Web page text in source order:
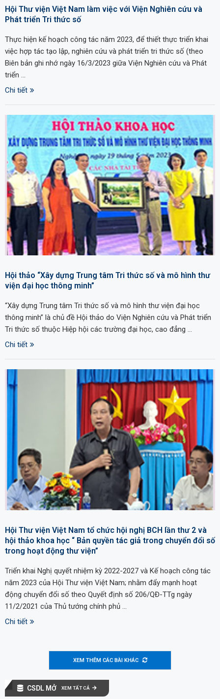
Hội Thư viện Việt Nam làm việc với Viện Nghiên cứu và
Phát triển Tri thức số
Thực hiện kế hoạch công tác năm 2023, để thiết thực triển khai
việc hợp tác tạo lập, nghiên cứu và phát triển tri thức số (theo
Biên bản ghi nhớ ngày 16/3/2023 giữa Viện Nghiên cứu và Phát
triển …
Chi tiết
Hội thảo “Xây dựng Trung tâm Tri thức số và mô hình thư
viện đại học thông minh”
“Xây dựng Trung tâm Tri thức số và mô hình thư viện đại học
thông minh” là chủ đề Hội thảo do Viện Nghiên cứu và Phát triển
Tri thức số thuộc Hiệp hội các trường đại học, cao đẳng …
Chi tiết
Hội Thư viện Việt Nam tổ chức hội nghị BCH lần thư 2 và
hội thảo khoa học “ Bản quyền tác giả trong chuyển đổi số
trong hoạt động thư viện”
Triển khai Nghị quyết nhiệm kỳ 2022-2027 và Kế hoạch công tác
năm 2023 của Hội Thư viện Việt Nam; nhằm đẩy mạnh hoạt
động chuyển đổi số theo Quyết định số 206/QĐ-TTg ngày
11/2/2021 của Thủ tướng chính phủ …
Chi tiết
XEM THÊM CÁC BÀI KHÁC
CSDL MỞ XEM TẤT CẢ